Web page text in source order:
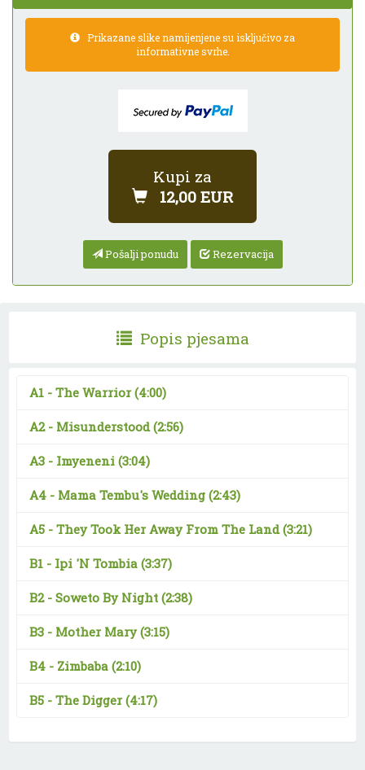
Prikazane slike namijenjene su isključivo za
informativne svrhe.
Kupi za
12,00 EUR
Pošalji ponudu Rezervacija
Popis pjesama
A1 - The Warrior (4:00)
A2 - Misunderstood(2:56)
A3 - Imyeneni (3:04)
A4 - Mama Tembu's Wedding (2:43)
A5 - They Took Her Away From The Land(3:21)
B1 - Ipi 'N Tombia (3:37)
B2 - Soweto By Night (2:38)
B3 - Mother Mary(3:15)
B4 - Zimbaba (2:10)
B5 - The Digger (4:17)